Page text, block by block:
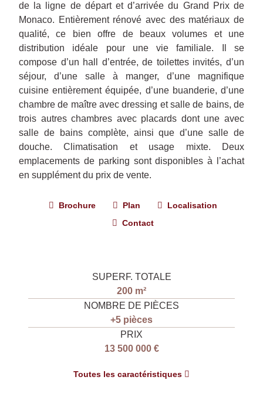
de la ligne de départ et d’arrivée du Grand Prix de
Monaco. Entièrement rénové avec des matériaux de
qualité, ce bien offre de beaux volumes et une
distribution idéale pour une vie familiale. Il se
compose d’un hall d’entrée, de toilettes invités, d’un
séjour, d’une salle à manger, d’une magnifique
cuisine entièrement équipée, d’une buanderie, d’une
chambre de maître avec dressing et salle de bains, de
trois autres chambres avec placards dont une avec
salle de bains complète, ainsi que d’une salle de
douche. Climatisation et usage mixte. Deux
emplacements de parking sont disponibles à l’achat
en supplément du prix de vente.
Brochure Plan
Localisation
Contact
SUPERF. TOTALE
200 m²
NOMBRE DE PIÈCES
+5 pièces
PRIX
13 500 000 €
Toutes les caractéristiques